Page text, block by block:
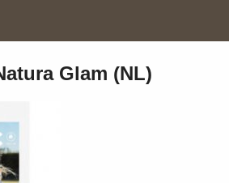
Glam (NL)